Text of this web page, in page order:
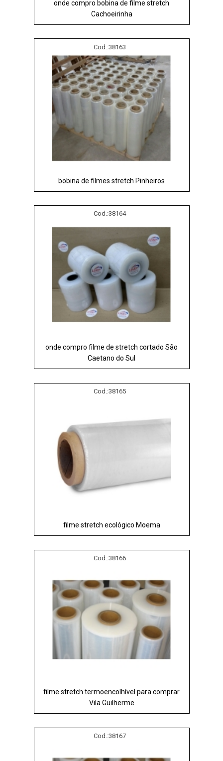
onde compro bobina de filme stretch
Cachoeirinha
Cod.:38163
bobina de filmes stretch Pinheiros
Cod.:38164
onde compro filme de stretch cortado São
Caetano do Sul
Cod.:38165
filme stretch ecológico Moema
Cod.:38166
filme stretch termoencolhível para comprar
Vila Guilherme
Cod.:38167